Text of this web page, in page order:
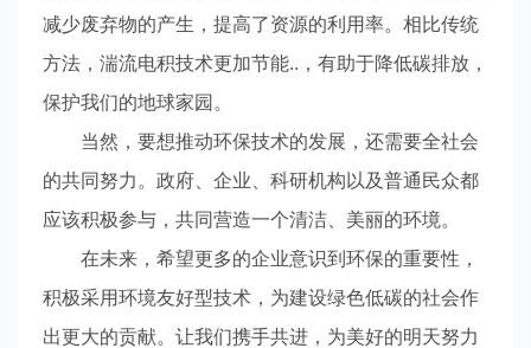
减少废弃物的产生，提高了资源的利用率。相比传统
方法，湍流电积技术更加节能..，有助于降低碳排放，
保护我们的地球家园。
当然，要想推动环保技术的发展，还需要全社会
的共同努力。政府、企业、科研机构以及普通民众都
应该积极参与，共同营造一个清洁、美丽的环境。
在未来，希望更多的企业意识到环保的重要性，
积极采用环境友好型技术，为建设绿色低碳的社会作
出更大的贡献。让我们携手共进，为美好的明天努力